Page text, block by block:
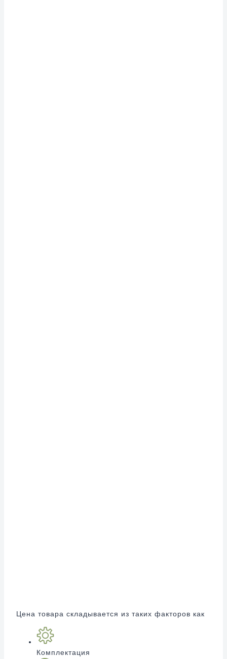
Цена товара складывается из таких факторов как
Комплектация